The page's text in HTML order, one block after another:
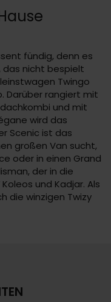
fündig, denn es
das nicht bespielt
Twingo
Darüber rangiert mit
und mit
wird das
Scenic ist das
großen Van sucht,
oder in einen Grand
der in die
und Kadjar. Als
die winzigen Twizy